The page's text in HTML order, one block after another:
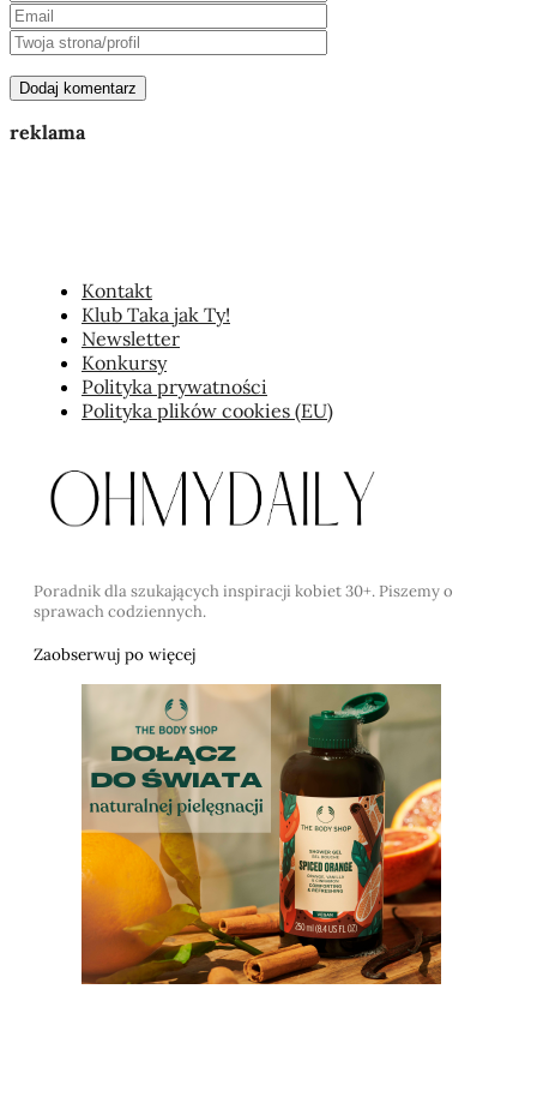
reklama
Kontakt
Klub Taka jak Ty!
Newsletter
Konkursy
Polityka prywatności
Polityka plików cookies (EU)
Poradnik dla szukających inspiracji kobiet 30+. Piszemy o
sprawach codziennych.
Zaobserwuj po więcej